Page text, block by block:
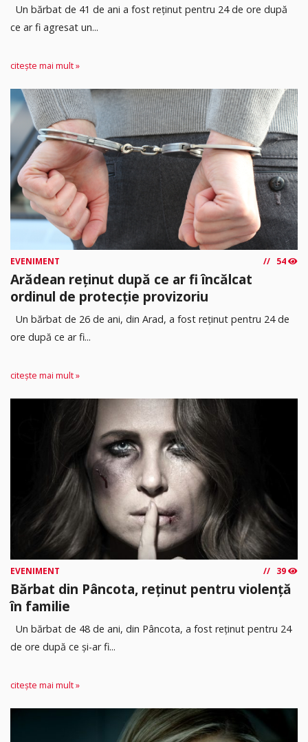
Un bărbat de 41 de ani a fost reținut pentru 24 de ore după
ce ar fi agresat un...
citește mai mult »
EVENIMENT 54
Arădean reținut după ce ar fi încălcat
ordinul de protecție provizoriu
Un bărbat de 26 de ani, din Arad, a fost reținut pentru 24 de
ore după ce ar fi...
citește mai mult »
EVENIMENT 39
Bărbat din Pâncota, reținut pentru violență
în familie
Un bărbat de 48 de ani, din Pâncota, a fost reținut pentru 24
de ore după ce și-ar fi...
citește mai mult »